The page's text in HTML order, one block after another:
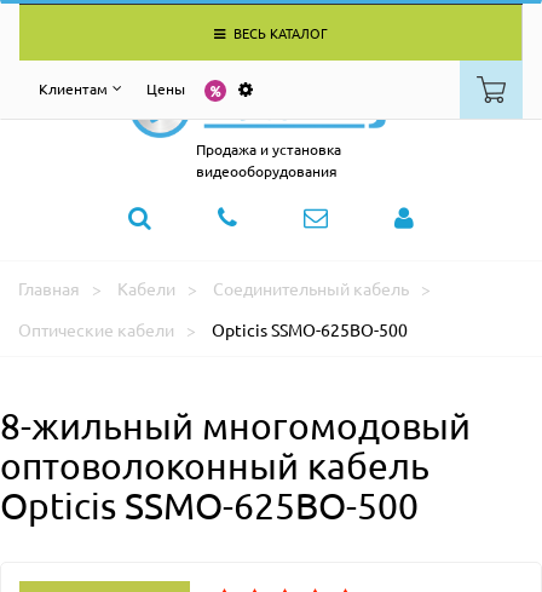
ВЕСЬ КАТАЛОГ
Клиентам Цены
Продажа и установка
видеооборудования
Главная Кабели
Соединительный кабель
Оптические кабели
Opticis SSMO-625BO-500
8-жильный многомодовый
оптоволоконный кабель
Opticis SSMO-625BO-500